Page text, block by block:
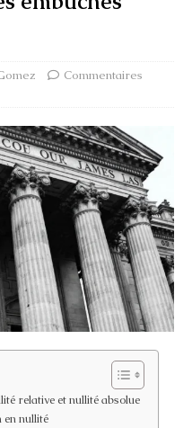
Commentaires
relative et nullité absolue
en nullité